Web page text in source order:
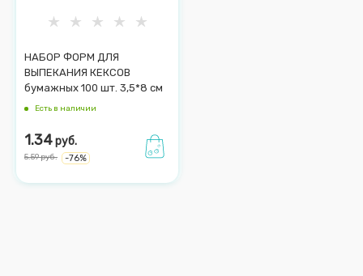
НАБОР ФОРМ ДЛЯ
ВЫПЕКАНИЯ КЕКСОВ
бумажных 100 шт. 3,5*8 см
Есть в наличии
1.34руб.
5.59руб. -76%